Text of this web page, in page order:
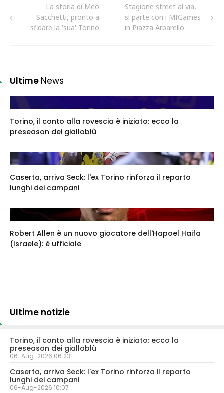
La storia di Meo
Sacchetti, pronto a
sfidare la 'sua' Torino
Stagione street al via,
si parte con i MIGames
in Piazza Arbarello
Ultime News
Torino, il conto alla rovescia è iniziato: ecco la
preseason dei gialloblù
Caserta, arriva Seck: l'ex Torino rinforza il reparto
lunghi dei campani
Robert Allen è un nuovo giocatore dell'Hapoel Haifa
(Israele): è ufficiale
Ultime notizie
Torino, il conto alla rovescia è iniziato: ecco la
preseason dei gialloblù
06-Aug-2026 06:23
Caserta, arriva Seck: l'ex Torino rinforza il reparto
lunghi dei campani
06-Aug-2026 10:07